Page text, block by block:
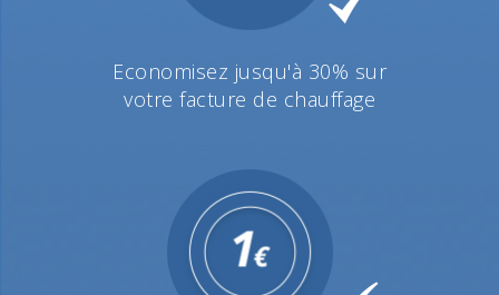
Economisez jusqu'à 30% sur
votre facture de chauffage